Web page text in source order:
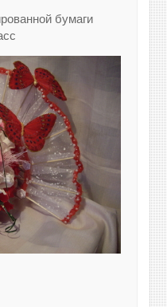
бумаги